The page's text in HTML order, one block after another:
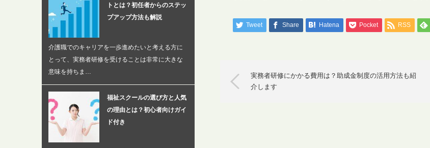
Tweet Share Hatena Pocket RSS
実務者研修にかかる費用は？助成金制度の活用方法も紹
介します
トとは？初任者からのステッ
プアップ方法も解説
介護職でのキャリアを一歩進めたいと考える方に
とって、実務者研修を受けることは非常に大きな
意味を持ちま…
福祉スクールの選び方と人気
の理由とは？初心者向けガイ
ド付き